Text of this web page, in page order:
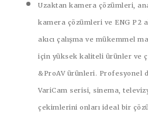
Uzaktan kamera çözümleri,
kamera çözümleri ve ENG P2
akıcı çalışma ve mükemmel
için yüksek kaliteli ürünler ve
&ProAV ürünleri. Profesyonel
VariCam serisi, sinema,
çekimlerini onları ideal bir